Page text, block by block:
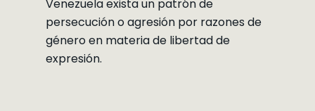
Venezuela exista un patrón de
persecución o agresión por razones de
género en materia de libertad de
expresión.